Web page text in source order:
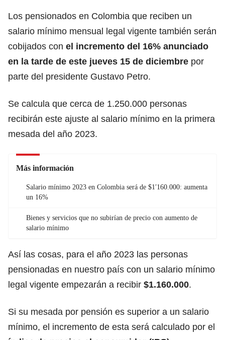
Los pensionados en Colombia que reciben un
salario mínimo mensual legal vigente también serán
cobijados con el incremento del 16% anunciado
en la tarde de este jueves 15 de diciembre por
parte del presidente Gustavo Petro.
Se calcula que cerca de 1.250.000 personas
recibirán este ajuste al salario mínimo en la primera
mesada del año 2023.
Más información
Salario mínimo 2023 en Colombia será de $1′160.000: aumenta
un 16%
Bienes y servicios que no subirían de precio con aumento de
salario mínimo
Así las cosas, para el año 2023 las personas
pensionadas en nuestro país con un salario mínimo
legal vigente empezarán a recibir $1.160.000.
Si su mesada por pensión es superior a un salario
mínimo, el incremento de esta será calculado por el